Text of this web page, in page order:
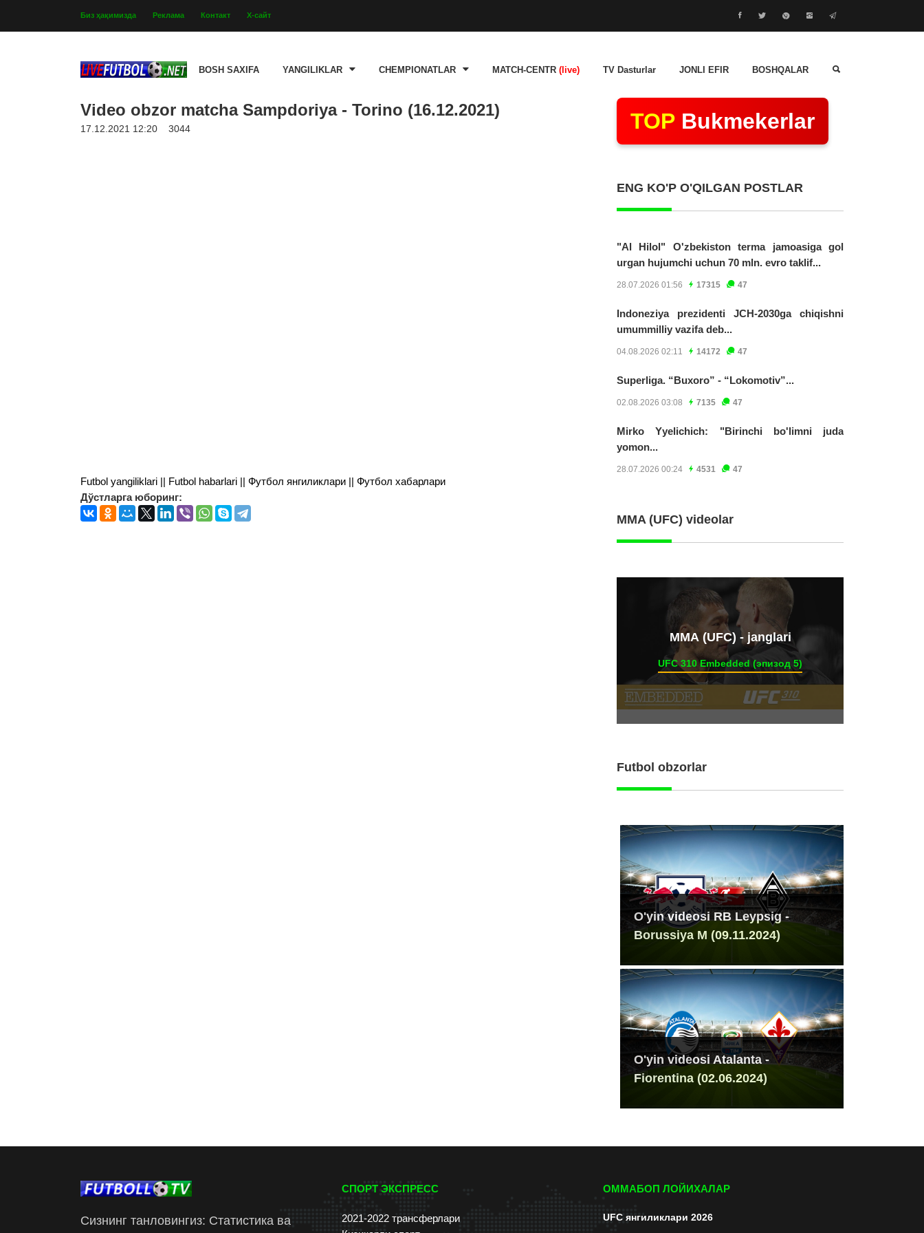
Биз ҳақимизда Реклама Контакт Х-сайт
BOSH SAXIFA YANGILIKLAR CHEMPIONATLAR MATCH-CENTR (live) TV Dasturlar JONLI EFIR BOSHQALAR
Video obzor matcha Sampdoriya - Torino (16.12.2021)
17.12.2021 12:20 3044
Futbol yangiliklari || Futbol habarlari || Футбол янгиликлари || Футбол хабарлари
Дўстларга юборинг:
TOP Bukmekerlar
ENG KO'P O'QILGAN POSTLAR
"Al Hilol" O'zbekiston terma jamoasiga gol
urgan hujumchi uchun 70 mln. evro taklif...
28.07.2026 01:56 17315 47
Indoneziya prezidenti JCH-2030ga chiqishni
umummilliy vazifa deb...
04.08.2026 02:11 14172 47
Superliga. “Buxoro” - “Lokomotiv”...
02.08.2026 03:08 7135 47
Mirko Yyelichich: "Birinchi bo'limni juda
yomon...
28.07.2026 00:24 4531 47
MMA (UFC) videolar
ММА (UFC) - janglari
UFC 310 Embedded (эпизод 5)
Futbol obzorlar
O'yin videosi RB Leypsig -
Borussiya M (09.11.2024)
O'yin videosi Atalanta -
Fiorentina (02.06.2024)
Сизнинг танловингиз: Статистика ва
СПОРТ ЭКСПРЕСС
2021-2022 трансферлари
ОММАБОП ЛОЙИХАЛАР
UFC янгиликлари 2026